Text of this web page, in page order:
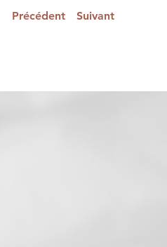
Précédent Suivant